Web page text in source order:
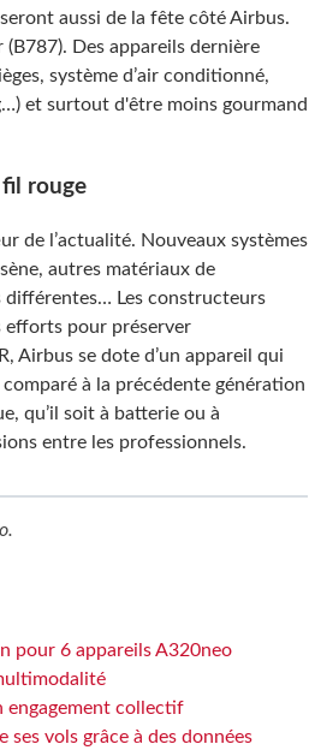
aussi de la fête côté Airbus.
Des appareils dernière
système d’air conditionné,
et surtout d'être moins gourmand
rouge
de l’actualité. Nouveaux systèmes
autres matériaux de
différentes… Les constructeurs
pour préserver
Airbus se dote d’un appareil qui
comparé à la précédente génération
qu’il soit à batterie ou à
entre les professionnels.
.
pour 6 appareils A320neo
engagement collectif
vols grâce à des données